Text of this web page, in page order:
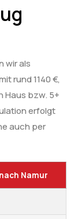
wir als
rund 1140 €,
Haus bzw. 5+
erfolgt
auch per
Namur